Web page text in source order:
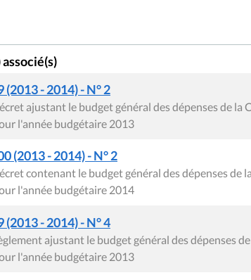
(2013 - 2014) - N° 2
ajustant le budget général des dépenses de la
l'année budgétaire 2013
(2013 - 2014) - N° 2
contenant le budget général des dépenses de
l'année budgétaire 2014
(2013 - 2014) - N° 4
ajustant le budget général des dépenses
l'année budgétaire 2013